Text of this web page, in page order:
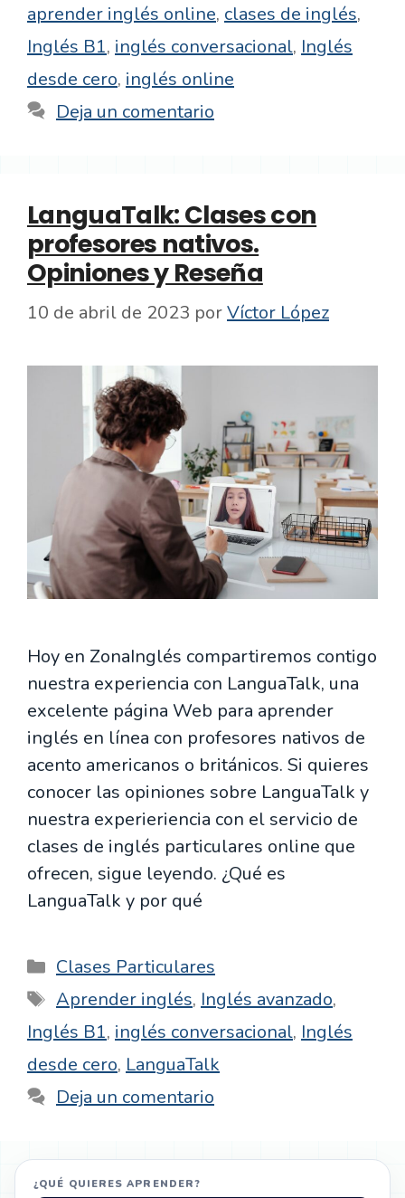
aprender inglés online, clases de inglés,
Inglés B1, inglés conversacional, Inglés
desde cero, inglés online
Deja un comentario
LanguaTalk: Clases con
profesores nativos.
Opiniones y Reseña
10 de abril de 2023 porVíctor López
Hoy en ZonaInglés compartiremos contigo
nuestra experiencia con LanguaTalk, una
excelente página Web para aprender
inglés en línea con profesores nativos de
acento americanos o británicos. Si quieres
conocer las opiniones sobre LanguaTalk y
nuestra experieriencia con el servicio de
clases de inglés particulares online que
ofrecen, sigue leyendo. ¿Qué es
LanguaTalk y por qué
Categorías
Clases Particulares
Etiquetas
Aprender inglés, Inglés avanzado,
Inglés B1, inglés conversacional, Inglés
desde cero, LanguaTalk
Deja un comentario
¿QUÉ QUIERES APRENDER?